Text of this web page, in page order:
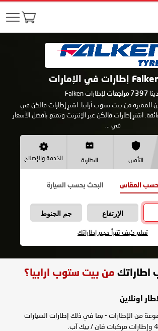
7397 مراجعاتلإطارات Falken
المميزة من بيت ستوب أرابيا. اشترِ إطارات فالكن في
اشترِ إطارات فالكن عبر الإنترنت وتمتع بأفضل الأسعار
في ...
التأمين البطارية الخدمة والإصلاح
المقاس البحث بحسب السيارة
الإرتفاع جم الجنوط
تعلم كيف تقرأ حجم إطاراتك
من بيت ستوب ارابيا؟
اونلاين
من الإطارات - بما في ذلك إطارات السيارات